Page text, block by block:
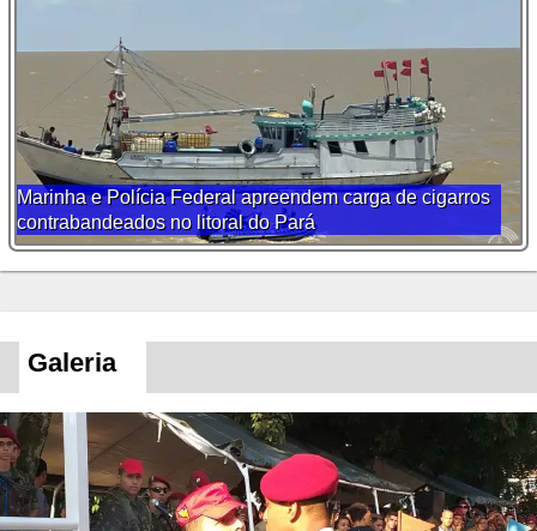
Marinha e Polícia Federal apreendem carga de cigarros
contrabandeados no litoral do Pará
Galeria